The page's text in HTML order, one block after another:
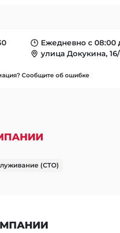
Ежедневно с 08:00
улица Докукина,
Сообщите об ошибке
(СТО)